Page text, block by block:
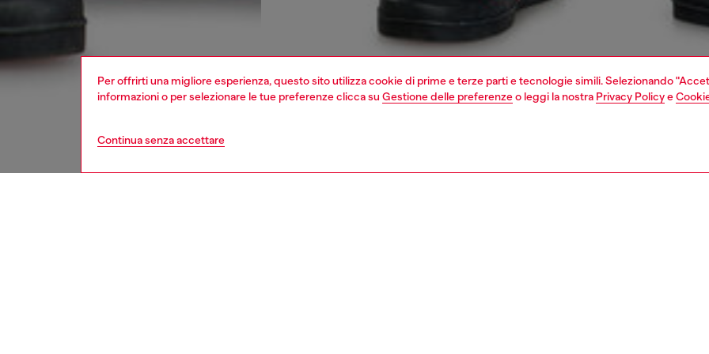
Per offrirti una migliore esperienza, questo sito utilizza cookie di prime e terze parti e tecnologie simili. Selezionando
informazioni o per selezionare le tue preferenze clicca su Gestione delle preferenzeo leggi la nostra Privacy Policye
Continua senza accettare